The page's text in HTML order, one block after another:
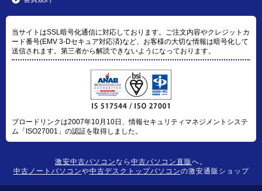
当サイトはSSL暗号化通信に対応しております。ご注文内容やクレジットカ
ード番号(EMV 3-Dセキュア対応済)など、お客様の大切な情報は暗号化して
送信されます。第三者から解読できないようになっております。
ブロードリンクは2007年10月10日、情報セキュリティマネジメントシステ
ム「ISO27001」の認証を取得しました。
激安中古パソコンなら 中古パソコン直販へ。
中古ノートパソコンや中古デスクトップパソコンの激安通販ショップ